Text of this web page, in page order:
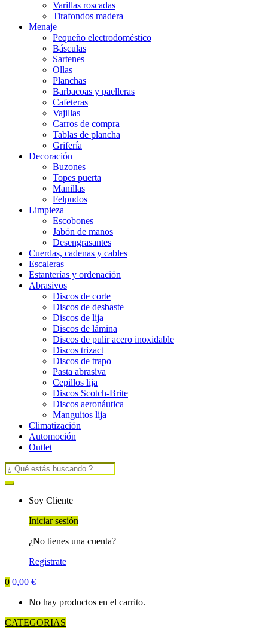
Varillas roscadas
Tirafondos madera
Menaje
Pequeño electrodoméstico
Básculas
Sartenes
Ollas
Planchas
Barbacoas y paelleras
Cafeteras
Vajillas
Carros de compra
Tablas de plancha
Grifería
Decoración
Buzones
Topes puerta
Manillas
Felpudos
Limpieza
Escobones
Jabón de manos
Desengrasantes
Cuerdas, cadenas y cables
Escaleras
Estanterías y ordenación
Abrasivos
Discos de corte
Discos de desbaste
Discos de lija
Discos de lámina
Discos de pulir acero inoxidable
Discos trizact
Discos de trapo
Pasta abrasiva
Cepillos lija
Discos Scotch-Brite
Discos aeronáutica
Manguitos lija
Climatización
Automoción
Outlet
Search for:
Soy Cliente
Iniciar sesión
¿No tienes una cuenta?
Registrate
0 0,00 €
No hay productos en el carrito.
CATEGORIAS